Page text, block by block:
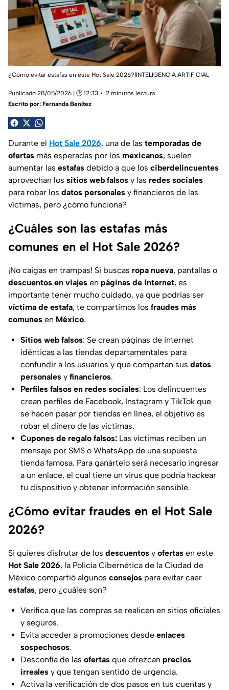
¿Cómo evitar estafas en este Hot Sale 2026?|INTELIGENCIA ARTIFICIAL
Publicado 28/05/2026 | 🕑 12:33
2 minutos lectura
Escrito por: Fernanda Benítez
Durante el Hot Sale 2026, una de las temporadas de
ofertas más esperadas por los mexicanos, suelen
aumentar las estafas debido a que los ciberdelincuentes
aprovechan los sitios web falsos y las redes sociales
para robar los datos personales y financieros de las
víctimas, pero ¿cómo funciona?
¿Cuáles son las estafas más
comunes en el Hot Sale 2026?
¡No caigas en trampas! Si buscas ropa nueva, pantallas o
descuentos en viajes en páginas de internet, es
importante tener mucho cuidado, ya que podrías ser
víctima de estafa; te compartimos los fraudes más
comunes en México.
Sitios web falsos: Se crean páginas de internet
idénticas a las tiendas departamentales para
confundir a los usuarios y que compartan sus datos
personales y financieros.
Perfiles falsos en redes sociales: Los delincuentes
crean perfiles de Facebook, Instagram y TikTok que
se hacen pasar por tiendas en línea, el objetivo es
robar el dinero de las víctimas.
Cupones de regalo falsos: Las víctimas reciben un
mensaje por SMS o WhatsApp de una supuesta
tienda famosa. Para ganártelo será necesario ingresar
a un enlace, el cual tiene un virus que podría hackear
tu dispositivo y obtener información sensible.
¿Cómo evitar fraudes en el Hot Sale
2026?
Si quieres disfrutar de los descuentos y ofertas en este
Hot Sale 2026, la Policía Cibernética de la Ciudad de
México compartió algunos consejos para evitar caer
estafas, pero ¿cuáles son?
Verifica que las compras se realicen en sitios oficiales
y seguros.
Evita acceder a promociones desde enlaces
sospechosos.
Desconfía de las ofertas que ofrezcan precios
irreales y que tengan sentido de urgencia.
Activa la verificación de dos pasos en tus cuentas y